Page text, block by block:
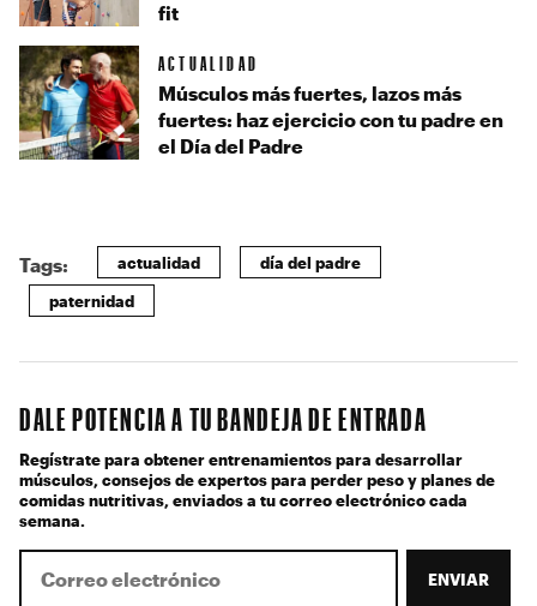
fit
ACTUALIDAD
Músculos más fuertes, lazos más
fuertes: haz ejercicio con tu padre en
el Día del Padre
Tags: actualidad día del padre
paternidad
DALE POTENCIA A TU BANDEJA DE ENTRADA
Regístrate para obtener entrenamientos para desarrollar
músculos, consejos de expertos para perder peso y planes de
comidas nutritivas, enviados a tu correo electrónico cada
semana.
ENVIAR